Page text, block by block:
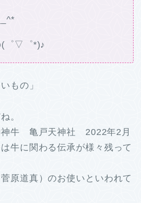
゜▽゜*)♪
もの」
。
牛 亀戸天神社 2022年2月
牛に関わる伝承が様々残って
原道真）のお使いといわれて